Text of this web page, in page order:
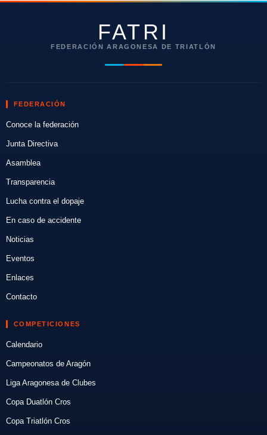
FATRI
FEDERACIÓN ARAGONESA DE TRIATLÓN
FEDERACIÓN
Conoce la federación
Junta Directiva
Asamblea
Transparencia
Lucha contra el dopaje
En caso de accidente
Noticias
Eventos
Enlaces
Contacto
COMPETICIONES
Calendario
Campeonatos de Aragón
Liga Aragonesa de Clubes
Copa Duatlón Cros
Copa Triatlón Cros